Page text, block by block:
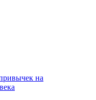
на